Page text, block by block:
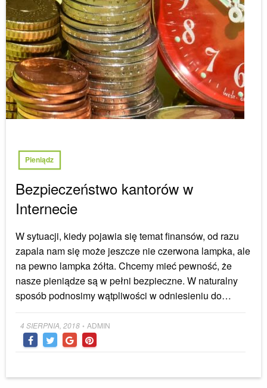
Pieniądz
Bezpieczeństwo kantorów w
Internecie
W sytuacji, kiedy pojawia się temat finansów, od razu
zapala nam się może jeszcze nie czerwona lampka, ale
na pewno lampka żółta. Chcemy mieć pewność, że
nasze pieniądze są w pełni bezpieczne. W naturalny
sposób podnosimy wątpliwości w odniesieniu do…
Posted
on
4 SIERPNIA, 2018 • ADMIN